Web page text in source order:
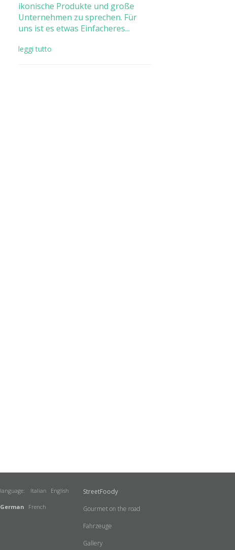
ikonische Produkte und große
Unternehmen zu sprechen. Für
uns ist es etwas Einfacheres...
leggi tutto
StreetFoody
Gourmet on the road
Fahrzeuge
Gallery
language: Italian English
German French